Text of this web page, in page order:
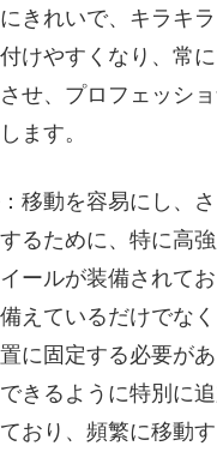
きれいで、キラキラ
けやすくなり、常
せ、プロフェッシ
ます。
移動を容易にし、
るために、特に高
ールが装備されて
えているだけでな
に固定する必要が
きるように特別に
おり、頻繁に移動